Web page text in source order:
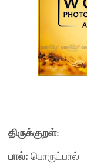
திருக்குறள்:
பால்: பொருட்பால்